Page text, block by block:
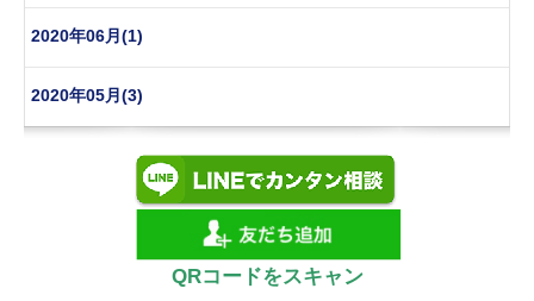
2020年06月(1)
2020年05月(3)
QRコードをスキャン